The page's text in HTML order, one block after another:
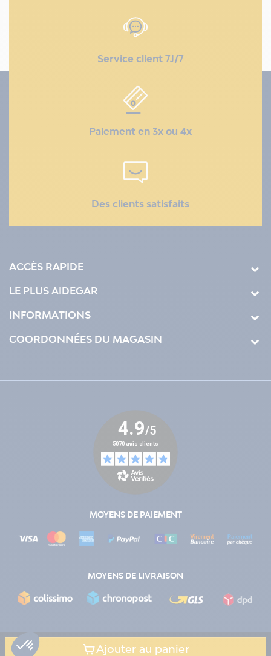
Ajouter au panier
Service client 7J/7
Paiement en 3x ou 4x
Des clients satisfaits
ACCÈS RAPIDE
LE PLUS AIDEGAR
INFORMATIONS
COORDONNÉES DU MAGASIN
MOYENS DE PAIEMENT
MOYENS DE LIVRAISON